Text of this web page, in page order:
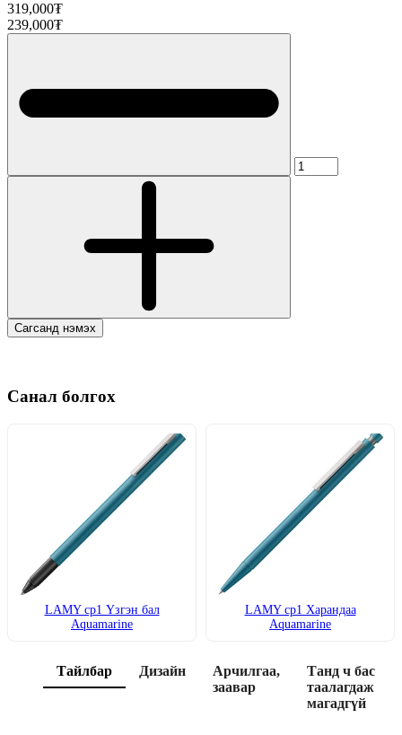
319,000₮
239,000₮
Сагсанд нэмэх
Санал болгох
LAMY cp1 Үзгэн бал
Aquamarine
LAMY cp1 Харандаа
Aquamarine
Тайлбар Дизайн
Арчилгаа,
заавар
Танд ч бас
таалагдаж
магадгүй